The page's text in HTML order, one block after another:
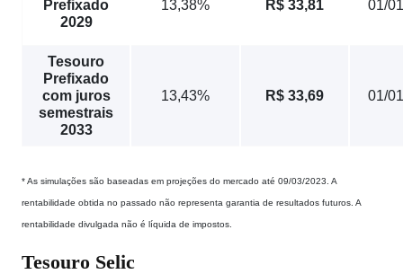
Prefixado
2029
13,38% R$ 33,81 01/
Tesouro
Prefixado
com juros
semestrais
2033
13,43% R$ 33,69 01/
* As simulações são baseadas em projeções do mercado até 09/03/2023. A
rentabilidade obtida no passado não representa garantia de resultados futuros. A
rentabilidade divulgada não é líquida de impostos.
Tesouro Selic